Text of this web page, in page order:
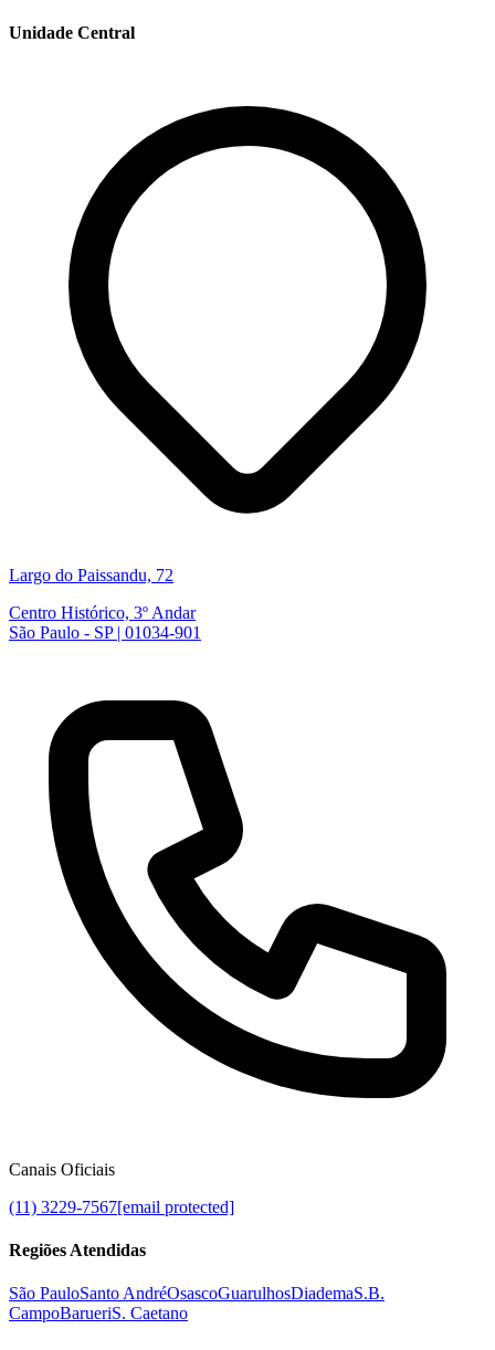
Unidade Central
Largo do Paissandu, 72
Centro Histórico, 3º Andar
São Paulo - SP | 01034-901
Canais Oficiais
(11) 3229-7567[email protected]
Regiões Atendidas
São PauloSanto AndréOsascoGuarulhosDiademaS.B.
CampoBarueriS. Caetano